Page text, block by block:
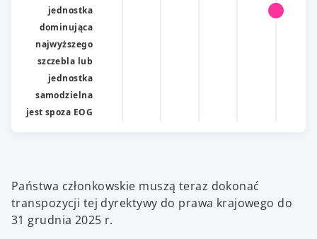
jednostka
dominująca
najwyższego
szczebla lub
jednostka
samodzielna
jest spoza EOG
Państwa członkowskie muszą teraz dokonać
transpozycji tej dyrektywy do prawa krajowego do
31 grudnia 2025 r.